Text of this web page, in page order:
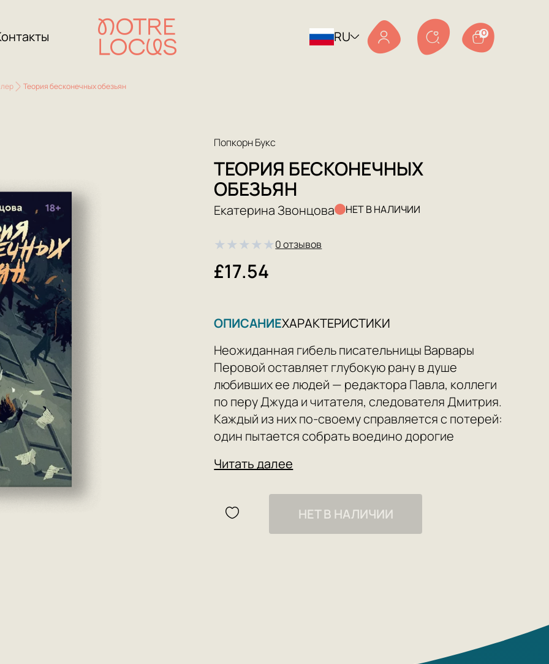
RU 0
Теория бесконечных обезьян
Попкорн Букс
ТЕОРИЯ БЕСКОНЕЧНЫХ
ОБЕЗЬЯН
Екатерина Звонцова НЕТ В НАЛИЧИИ
★★★★★0 отзывов
£17.54
ОПИСАНИЕХАРАКТЕРИСТИКИ
Неожиданная гибель писательницы Варвары
Перовой оставляет глубокую рану в душе
любивших ее людей — редактора Павла, коллеги
по перу Джуда и читателя, следователя Дмитрия.
Каждый из них по-своему справляется с потерей:
один пытается собрать воедино дорогие
окутывающим Варины книги загадкам, а третий
пересекаются, однако случившееся заставляет
каждого переосмыслить собственную жизнь.
Читать далее
НЕТ В НАЛИЧИИ